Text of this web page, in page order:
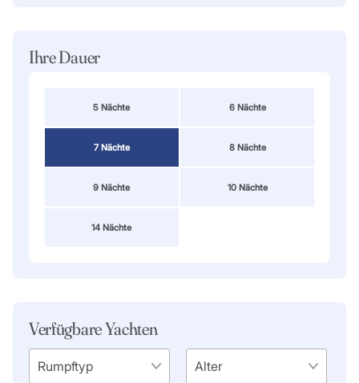
Ihre Dauer
5 Nächte 6 Nächte
7 Nächte 8 Nächte
9 Nächte 10 Nächte
14 Nächte
Verfügbare Yachten